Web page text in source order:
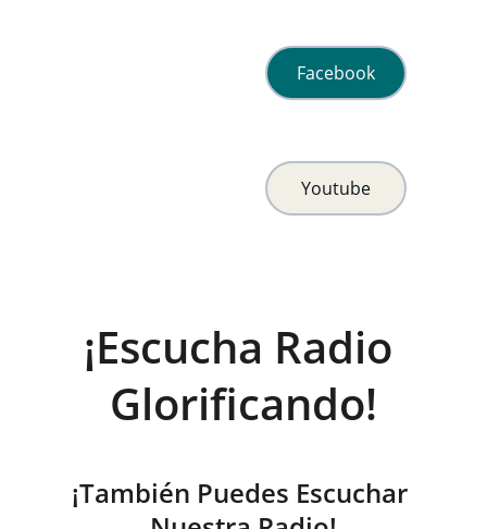
Facebook
Youtube
¡Escucha Radio
Glorificando!
¡También Puedes Escuchar